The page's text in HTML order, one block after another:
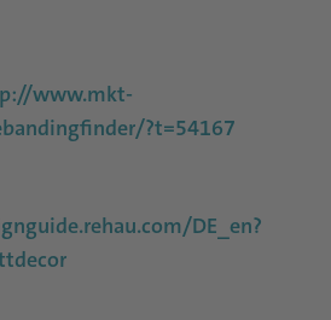
www.mkt-
?t=54167
DE_en?